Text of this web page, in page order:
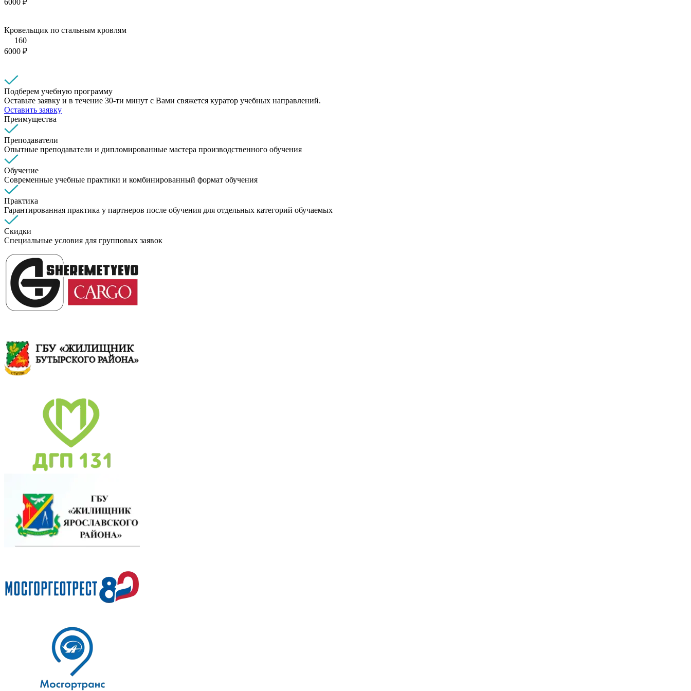
6000 ₽
Кровельщик по стальным кровлям
160
6000 ₽
Подберем учебную программу
Оставьте заявку и в течение 30-ти минут с Вами свяжется куратор учебных направлений.
Оставить заявку
Преимущества
Преподаватели
Опытные преподаватели и дипломированные мастера производственного обучения
Обучение
Современные учебные практики и комбинированный формат обучения
Практика
Гарантированная практика у партнеров после обучения для отдельных категорий обучаемых
Скидки
Специальные условия для групповых заявок